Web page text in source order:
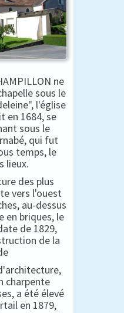
ne
sous le
l'église
en 1684, se
sous le
qui fut
temps, le
lieux.
des plus
vers l'ouest
au-dessus
en briques, le
de 1829,
de la
charpente
a été élevé
en 1879,